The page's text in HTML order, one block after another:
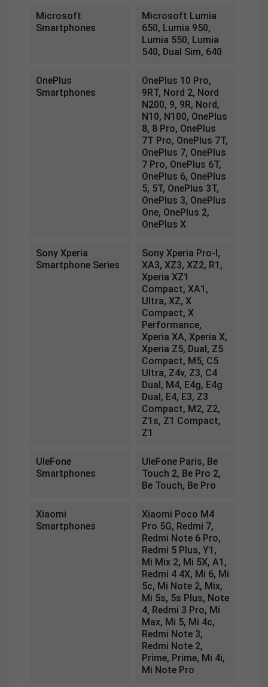
Microsoft
Smartphones
Microsoft Lumia
650, Lumia 950,
Lumia 550, Lumia
540, Dual Sim, 640
OnePlus
Smartphones
OnePlus 10 Pro,
9RT, Nord 2, Nord
N200, 9, 9R, Nord,
N10, N100, OnePlus
8, 8 Pro, OnePlus
7T Pro, OnePlus 7T,
OnePlus 7, OnePlus
7 Pro, OnePlus 6T,
OnePlus 6, OnePlus
5, 5T, OnePlus 3T,
OnePlus 3, OnePlus
One, OnePlus 2,
OnePlus X
Sony Xperia
Smartphone Series
Sony Xperia Pro-I,
XA3, XZ3, XZ2, R1,
Xperia XZ1
Compact, XA1,
Ultra, XZ, X
Compact, X
Performance,
Xperia XA, Xperia X,
Xperia Z5, Dual, Z5
Compact, M5, C5
Ultra, Z4v, Z3, C4
Dual, M4, E4g, E4g
Dual, E4, E3, Z3
Compact, M2, Z2,
Z1s, Z1 Compact,
Z1
UleFone
Smartphones
UleFone Paris, Be
Touch 2, Be Pro 2,
Be Touch, Be Pro
Xiaomi
Smartphones
Xiaomi Poco M4
Pro 5G, Redmi 7,
Redmi Note 6 Pro,
Redmi 5 Plus, Y1,
Mi Mix 2, Mi 5X, A1,
Redmi 4 4X, Mi 6, Mi
5c, Mi Note 2, Mix,
Mi 5s, 5s Plus, Note
4, Redmi 3 Pro, Mi
Max, Mi 5, Mi 4c,
Redmi Note 3,
Redmi Note 2,
Prime, Prime, Mi 4i,
Mi Note Pro